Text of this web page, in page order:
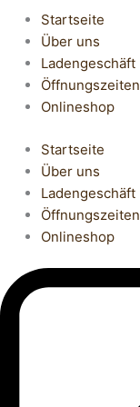
Startseite
Über uns
Ladengeschäft
Öffnungszeiten
Onlineshop
Startseite
Über uns
Ladengeschäft
Öffnungszeiten
Onlineshop